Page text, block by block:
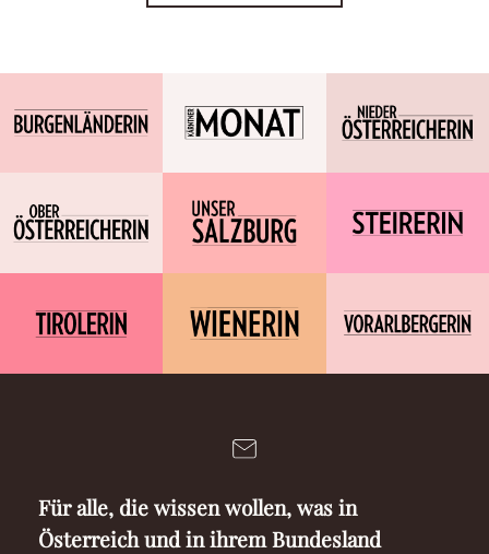
Für alle, die wissen wollen, was in
Österreich und in ihrem Bundesland